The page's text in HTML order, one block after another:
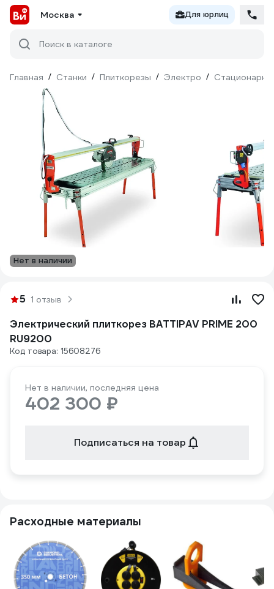
Москва Для юрлиц
Поиск в каталоге
Главная / Станки / Плиткорезы / Электро /
Нет в наличии
5 1 отзыв
Электрический плиткорез BATTIPAV PRIME 200
RU9200
Код товара: 15608276
Нет в наличии, последняя цена
402 300 ₽
Подписаться на товар
Расходные материалы